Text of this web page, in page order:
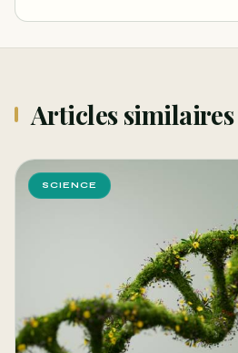
Articles similaires
SCIENCE